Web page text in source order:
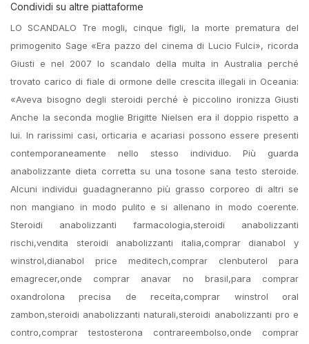
Condividi su altre piattaforme
LO SCANDALO Tre mogli, cinque figli, la morte prematura del
primogenito Sage «Era pazzo del cinema di Lucio Fulci», ricorda
Giusti e nel 2007 lo scandalo della multa in Australia perché
trovato carico di fiale di ormone delle crescita illegali in Oceania:
«Aveva bisogno degli steroidi perché è piccolino ironizza Giusti
Anche la seconda moglie Brigitte Nielsen era il doppio rispetto a
lui. In rarissimi casi, orticaria e acariasi possono essere presenti
contemporaneamente nello stesso individuo. Più guarda
anabolizzante dieta corretta su una tosone sana testo steroide.
Alcuni individui guadagneranno più grasso corporeo di altri se
non mangiano in modo pulito e si allenano in modo coerente.
Steroidi anabolizzanti farmacologia,steroidi anabolizzanti
rischi,vendita steroidi anabolizzanti italia,comprar dianabol y
winstrol,dianabol price meditech,comprar clenbuterol para
emagrecer,onde comprar anavar no brasil,para comprar
oxandrolona precisa de receita,comprar winstrol oral
zambon,steroidi anabolizzanti naturali,steroidi anabolizzanti pro e
contro,comprar testosterona contrareembolso,onde comprar